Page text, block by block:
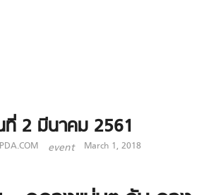
ที่ 2 มีนาคม 2561
event March 1, 2018